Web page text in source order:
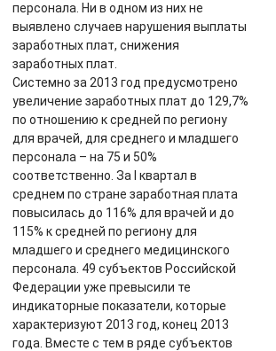
персонала. Ни в одном из них не
выявлено случаев нарушения выплаты
заработных плат, снижения
заработных плат.
Системно за 2013 год предусмотрено
увеличение заработных плат до 129,7%
по отношению к средней по региону
для врачей, для среднего и младшего
персонала – на 75 и 50%
соответственно. За I квартал в
среднем по стране заработная плата
повысилась до 116% для врачей и до
115% к средней по региону для
младшего и среднего медицинского
персонала. 49 субъектов Российской
Федерации уже превысили те
индикаторные показатели, которые
характеризуют 2013 год, конец 2013
года. Вместе с тем в ряде субъектов